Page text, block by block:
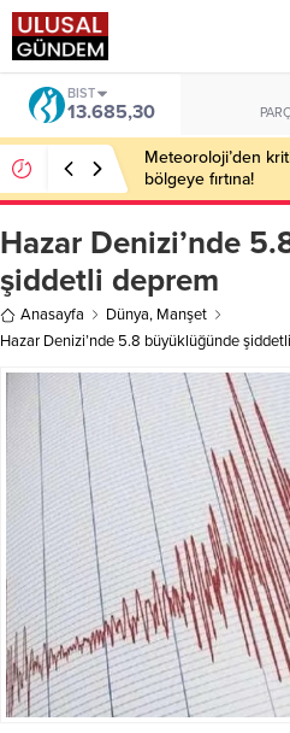
DOLAR
47,5953
Bakan Gürlek’in
şüpheli tutuklandı
Hazar Denizi’nde
şiddetli deprem
Anasayfa Dünya, Manşet
Hazar Denizi’nde 5.8 büyüklüğünde